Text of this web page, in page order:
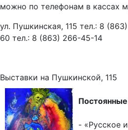
можно по телефонам в кассах
ул. Пушкинская, 115 тел.: 8
60 тел.: 8 (863) 266-45-14
Выставки на Пушкинской, 115
- «Русское